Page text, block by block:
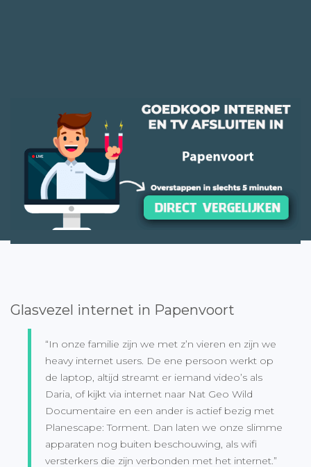
Glasvezel internet in Papenvoort
“In onze familie zijn we met z’n vieren en zijn we
heavy internet users. De ene persoon werkt op
de laptop, altijd streamt er iemand video’s als
Daria, of kijkt via internet naar Nat Geo Wild
Documentaire en een ander is actief bezig met
Planescape: Torment. Dan laten we onze slimme
apparaten nog buiten beschouwing, als wifi
versterkers die zijn verbonden met het internet.”